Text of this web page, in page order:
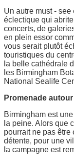
Un autre must -
éclectique qui
concerts, de
en plein essor
vous serait plutôt
touristiques du
la belle cathédrale
les Birmingham
National Sealife
Promenade
Birmingham est
la peine. Alors que
pourrait ne pas être
détente, pour une
la campagne est